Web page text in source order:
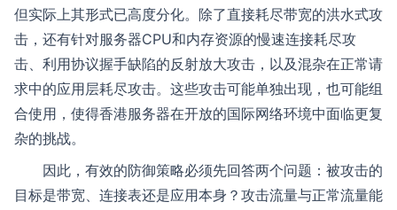
但实际上其形式已高度分化。除了直接耗尽带宽的洪水式攻
击，还有针对服务器CPU和内存资源的慢速连接耗尽攻
击、利用协议握手缺陷的反射放大攻击，以及混杂在正常请
求中的应用层耗尽攻击。这些攻击可能单独出现，也可能组
合使用，使得香港服务器在开放的国际网络环境中面临更复
杂的挑战。
因此，有效的防御策略必须先回答两个问题：被攻击的
目标是带宽、连接表还是应用本身？攻击流量与正常流量能